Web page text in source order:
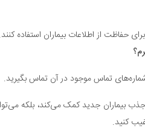
حفاظت از اطلاعات بیماران استفاده کنند.
تماس موجود در آن تماس بگیرید.
بیماران جدید کمک می‌کند، بلکه
کنید.